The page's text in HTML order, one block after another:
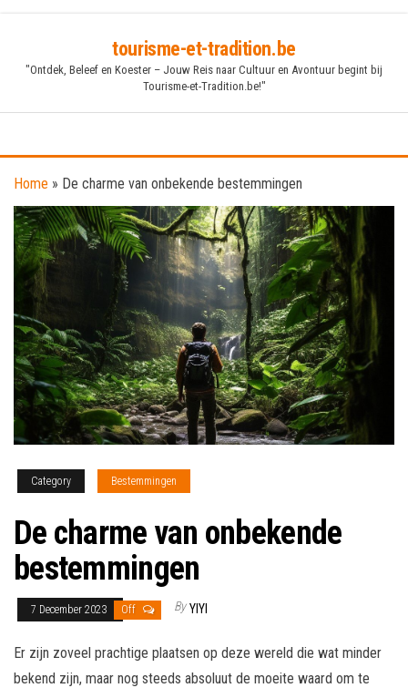
tourisme-et-tradition.be
"Ontdek, Beleef en Koester – Jouw Reis naar Cultuur en Avontuur begint bij
Tourisme-et-Tradition.be!"
Home » De charme van onbekende bestemmingen
Category Bestemmingen
De charme van onbekende
bestemmingen
7 December 2023 Off By YIYI
Er zijn zoveel prachtige plaatsen op deze wereld die wat minder
bekend zijn, maar nog steeds absoluut de moeite waard om te